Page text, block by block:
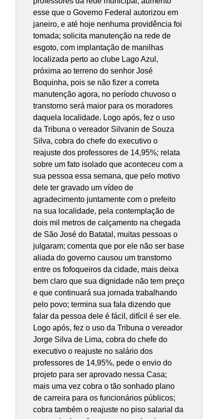
esse que o Governo Federal autorizou em
janeiro, e até hoje nenhuma providência foi
tomada; solicita manutenção na rede de
esgoto, com implantação de manilhas
localizada perto ao clube Lago Azul,
próxima ao terreno do senhor José
Boquinha, pois se não fizer a correta
manutenção agora, no período chuvoso o
transtorno será maior para os moradores
daquela localidade. Logo após, fez o uso
da Tribuna o vereador Silvanin de Souza
Silva, cobra do chefe do executivo o
reajuste dos professores de 14,95%; relata
sobre um fato isolado que aconteceu com a
sua pessoa essa semana, que pelo motivo
dele ter gravado um vídeo de
agradecimento juntamente com o prefeito
na sua localidade, pela contemplação de
dois mil metros de calçamento na chegada
de São José do Batatal, muitas pessoas o
julgaram; comenta que por ele não ser base
aliada do governo causou um transtorno
entre os fofoqueiros da cidade, mais deixa
bem claro que sua dignidade não tem preço
e que continuará sua jornada trabalhando
pelo povo; termina sua fala dizendo que
falar da pessoa dele é fácil, difícil é ser ele.
Logo após, fez o uso da Tribuna o vereador
Jorge Silva de Lima, cobra do chefe do
executivo o reajuste no salário dos
professores de 14,95%, pede o envio do
projeto para ser aprovado nessa Casa;
mais uma vez cobra o tão sonhado plano
de carreira para os funcionários públicos;
cobra também o reajuste no piso salarial da